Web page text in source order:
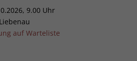
9.00 Uhr
auf Warteliste